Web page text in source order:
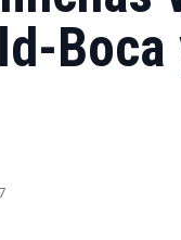
Boca